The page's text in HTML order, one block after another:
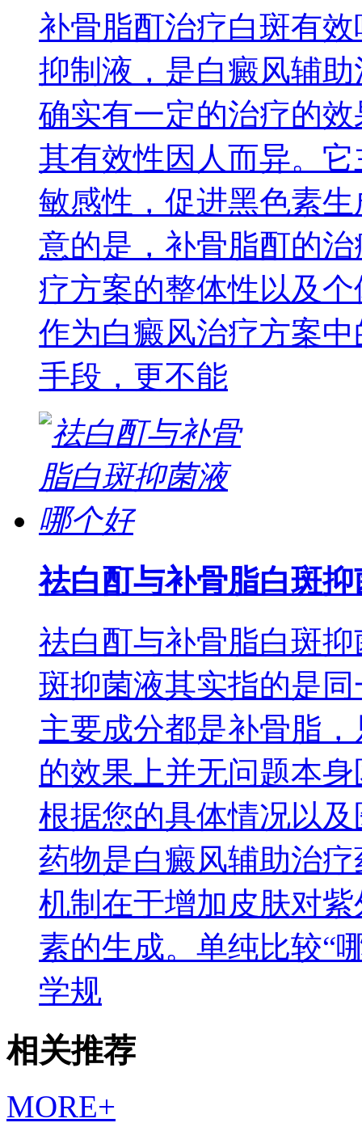
补骨脂酊治疗白斑有
抑制液，是白癜风辅
确实有一定的治疗的
其有效性因人而异。
敏感性，促进黑色素
意的是，补骨脂酊的
疗方案的整体性以及
作为白癜风治疗方案
手段，更不能
祛白酊与补骨脂白斑
祛白酊与补骨脂白斑
斑抑菌液其实指的是
主要成分都是补骨脂
的效果上并无问题本
根据您的具体情况以
药物是白癜风辅助治
机制在于增加皮肤对
素的生成。单纯比较“
学规
相关推荐
MORE+